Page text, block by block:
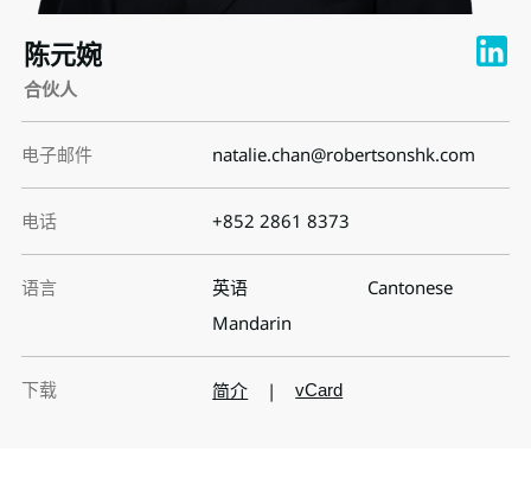
陈元婉
合伙人
电子邮件 natalie.chan@robertsonshk.com
电话 +852 2861 8373
语言 英语
Cantonese
Mandarin
下载 简介 | vCard